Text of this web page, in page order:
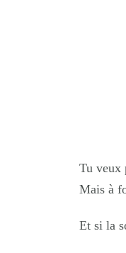
Tu veux
Mais à
Et si la